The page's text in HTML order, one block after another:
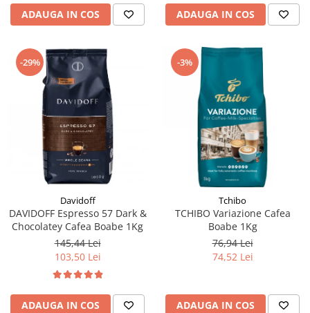
ADAUGA IN COS ADAUGA IN COS
-29%
Davidoff
DAVIDOFF Espresso 57 Dark &
Chocolatey Cafea Boabe 1Kg
145,44 Lei
103,50 Lei
ADAUGA IN COS
-3%
Tchibo
TCHIBO Variazione Cafea
Boabe 1Kg
76,94 Lei
74,52 Lei
ADAUGA IN COS